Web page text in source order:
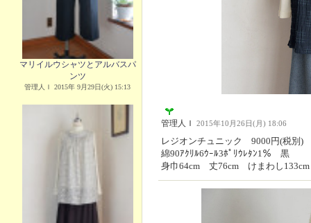
マリイルウシャツとアルバスパ
ンツ
管理人Ｉ 2015年 9月29日(火) 15:13
管理人Ｉ 2015年10月26日(月) 18:06
レジオンチュニック 9000円(税別)
綿90ｱｸﾘﾙ6ｳｰﾙ3ﾎﾟﾘｳﾚﾀﾝ1％ 黒
身巾64cm 丈76cm けまわし133cm